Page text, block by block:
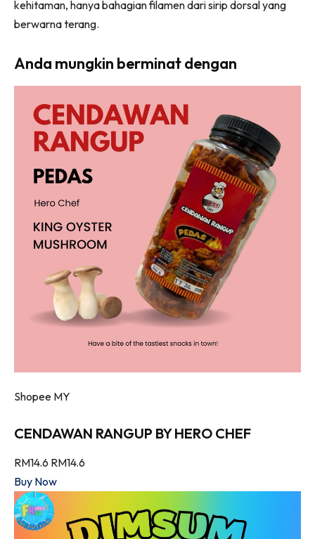
kehitaman, hanya bahagian filamen dari sirip dorsal yang
berwarna terang.
Anda mungkin berminat dengan
Shopee MY
CENDAWAN RANGUP BY HERO CHEF
RM14.6 RM14.6
Buy Now